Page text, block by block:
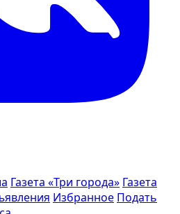
Газета «Три города» Газета
Избранное Подать